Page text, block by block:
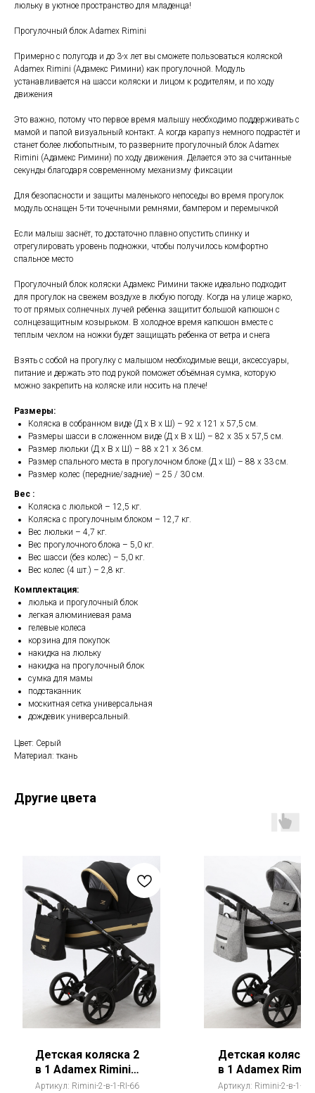
люльку в уютное пространство для младенца!
Прогулочный блок Adamex Rimini
Примерно с полугода и до 3-х лет вы сможете пользоваться коляской
Adamex Rimini (Адамекс Римини) как прогулочной. Модуль
устанавливается на шасси коляски и лицом к родителям, и по ходу
движения
Это важно, потому что первое время малышу необходимо поддерживать с
мамой и папой визуальный контакт. А когда карапуз немного подрастёт и
станет более любопытным, то разверните прогулочный блок Adamex
Rimini (Адамекс Римини) по ходу движения. Делается это за считанные
секунды благодаря современному механизму фиксации
Для безопасности и защиты маленького непоседы во время прогулок
модуль оснащен 5-ти точечными ремнями, бампером и перемычкой
Если малыш заснёт, то достаточно плавно опустить спинку и
отрегулировать уровень подножки, чтобы получилось комфортно
спальное место
Прогулочный блок коляски Адамекс Римини также идеально подходит
для прогулок на свежем воздухе в любую погоду. Когда на улице жарко,
то от прямых солнечных лучей ребенка защитит большой капюшон с
солнцезащитным козырьком. В холодное время капюшон вместе с
теплым чехлом на ножки будет защищать ребенка от ветра и снега
Взять с собой на прогулку с малышом необходимые вещи, аксессуары,
питание и держать это под рукой поможет объёмная сумка, которую
можно закрепить на коляске или носить на плече!
Размеры:
Коляска в собранном виде (Д х В х Ш) – 92 х 121 х 57,5 см.
Размеры шасси в сложенном виде (Д х В х Ш) – 82 х 35 х 57,5 см.
Размер люльки (Д х В х Ш) – 88 х 21 х 36 см.
Размер спального места в прогулочном блоке (Д х Ш) – 88 х 33 см.
Размер колес (передние/задние) – 25 / 30 см.
Вес :
Коляска с люлькой – 12,5 кг.
Коляска с прогулочным блоком – 12,7 кг.
Вес люльки – 4,7 кг.
Вес прогулочного блока – 5,0 кг.
Вес шасси (без колес) – 5,0 кг.
Вес колес (4 шт.) – 2,8 кг.
Комплектация:
люлька и прогулочный блок
легкая алюминиевая рама
гелевые колеса
корзина для покупок
накидка на люльку
накидка на прогулочный блок
сумка для мамы
подстаканник
москитная сетка универсальная
дождевик универсальный.
Цвет: Серый
Материал: ткань
Другие цвета
Детская коляска 2
в 1 Adamex Rimini
Lux 50% экокожа
Артикул: Rimini-2-в-1-RI-66
Детская коляска
в 1 Adamex Rimini
Lux 50% экокожа
Артикул: Rimini-2-в-1-RI-